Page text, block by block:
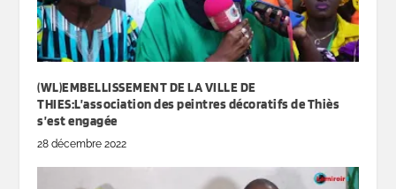
(WL)EMBELLISSEMENT DE LA VILLE DE
THIES:L’association des peintres décoratifs de Thiès
s’est engagée
28 décembre 2022